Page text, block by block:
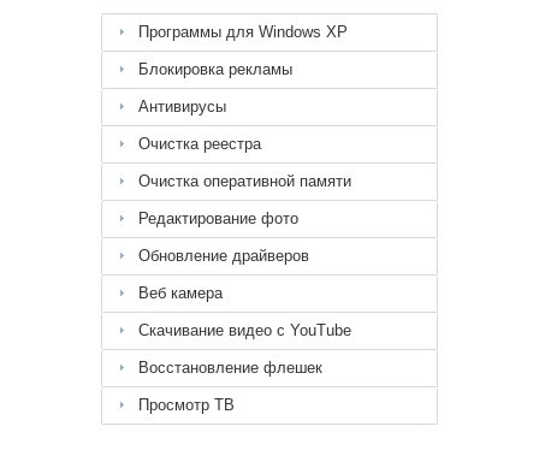
Программы для Windows XP
Блокировка рекламы
Антивирусы
Очистка реестра
Очистка оперативной памяти
Редактирование фото
Обновление драйверов
Веб камера
Скачивание видео с YouTube
Восстановление флешек
Просмотр ТВ